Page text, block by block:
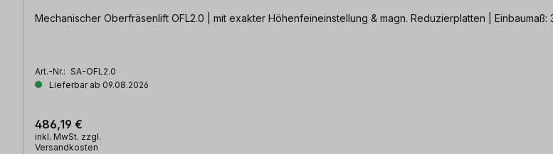
Mechanischer Oberfräsenlift OFL2.0 | mit exakter Höhenfeineinstellung & magn. Reduzierplatten | Einbaumaß:
Art.-Nr.: SA-OFL2.0
Lieferbar ab 09.08.2026
486,19 €
inkl. MwSt. zzgl.
Versandkosten